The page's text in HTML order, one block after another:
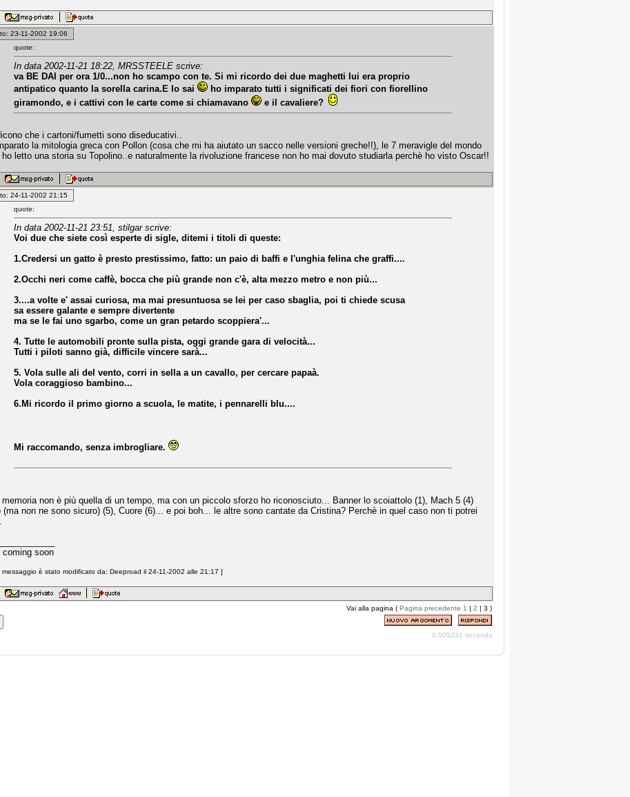
23-11-2002 19:06
quote:
In data 2002-11-21 18:22, MRSSTEELE scrive:
va BE DAI per ora 1/0...non ho scampo con te. Si mi ricordo dei due maghetti lui era proprio
antipatico quanto la sorella carina.E lo sai
ho imparato tutti i significati dei fiori con fiorellino
giramondo, e i cattivi con le carte come si chiamavano
e il cavaliere?
che i cartoni/fumetti sono diseducativi..
la mitologia greca con Pollon (cosa che mi ha aiutato un sacco nelle versioni greche!!), le 7 meravigle del mondo
ho letto una storia su Topolino..e naturalmente la rivoluzione francese non ho mai dovuto studiarla perchè ho visto Oscar!!
24-11-2002 21:15
quote:
In data 2002-11-21 23:51, stilgar scrive:
Voi due che siete così esperte di sigle, ditemi i titoli di queste:
1.Credersi un gatto è presto prestissimo, fatto: un paio di baffi e l'unghia felina che graffi....
2.Occhi neri come caffè, bocca che più grande non c'è, alta mezzo metro e non più...
3....a volte e' assai curiosa, ma mai presuntuosa se lei per caso sbaglia, poi ti chiede scusa
sa essere galante e sempre divertente
ma se le fai uno sgarbo, come un gran petardo scoppiera'...
4. Tutte le automobili pronte sulla pista, oggi grande gara di velocità...
Tutti i piloti sanno già, difficile vincere sarà...
5. Vola sulle ali del vento, corri in sella a un cavallo, per cercare papaà.
Vola coraggioso bambino...
6.Mi ricordo il primo giorno a scuola, le matite, i pennarelli blu....
Mi raccomando, senza imbrogliare.
memoria non è più quella di un tempo, ma con un piccolo sforzo ho riconosciuto... Banner lo scoiattolo (1), Mach 5 (4)
(ma non ne sono sicuro) (5), Cuore (6)... e poi boh... le altre sono cantate da Cristina? Perchè in quel caso non ti potrei
coming soon
messaggio è stato modificato da: Deeproad il 24-11-2002 alle 21:17 ]
Vai alla pagina ( Pagina precedente 1 | 2 | 3 )
0.005231 seconds.